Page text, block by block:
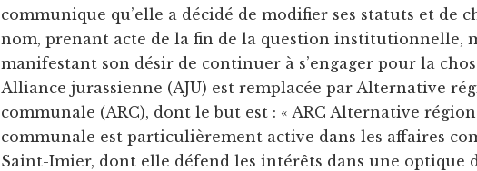
communique qu’elle a décidé de modifier ses statuts et de
nom, prenant acte de la fin de la question institutionnelle,
manifestant son désir de continuer à s’engager pour la
Alliance jurassienne (AJU) est remplacée par Alternative
communale (ARC), dont le but est : « ARC Alternative
communale est particulièrement active dans les affaires
Saint-Imier, dont elle défend les intérêts dans une optique